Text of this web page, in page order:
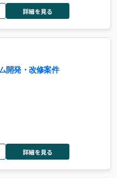
詳細を見る
開発・改修案件
詳細を見る